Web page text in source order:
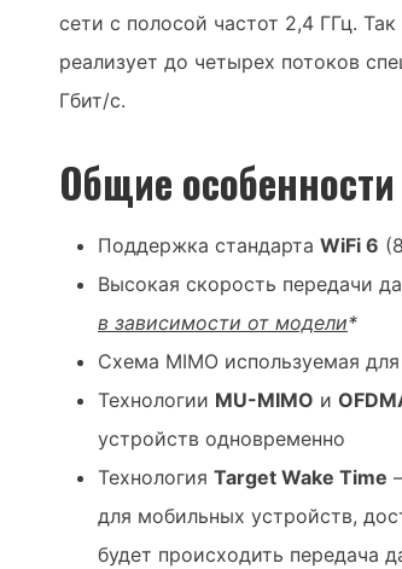
сети с полосой частот 2,4 ГГц.
реализует до четырех потоков
Гбит/с.
Общие особенности
Поддержка стандартаWiFi 6
Высокая скорость передачи
в зависимости от модели*
Схема MIMO используемая
Технологии MU-MIMO и
устройств одновременно
ТехнологияTarget Wake Time
для мобильных устройств,
будет происходить передача